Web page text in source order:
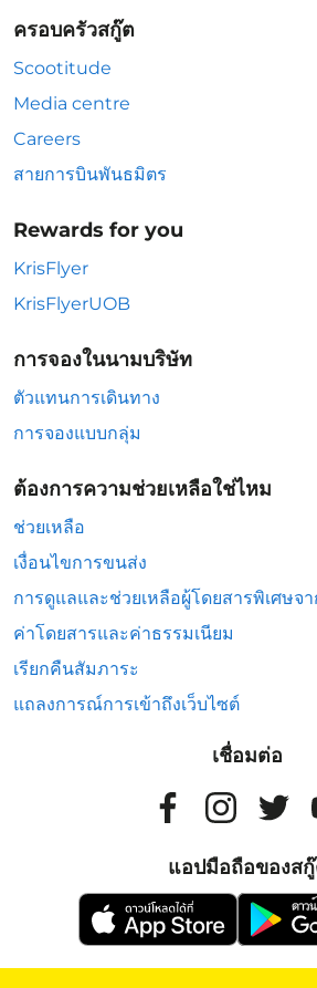
ครอบครัวสกู๊ต
Scootitude
Media centre
Careers
สายการบินพันธมิตร
Rewards for you
KrisFlyer
KrisFlyerUOB
การจองในนามบริษัท
ตัวแทนการเดินทาง
การจองแบบกลุ่ม
ต้องการความช่วยเหลือใช่ไหม
ช่วยเหลือ
เงื่อนไขการขนส่ง
การดูแลและช่วยเหลือผู้โดยสารพิเศษจ
ค่าโดยสารและค่าธรรมเนียม
เรียกคืนสัมภาระ
แถลงการณ์การเข้าถึงเว็บไซต์
เชื่อมต่อ
แอปมือถือของส